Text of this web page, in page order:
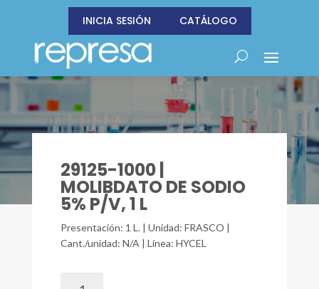
INICIA SESIÓN CATÁLOGO
29125-1000 |
MOLIBDATO DE SODIO
5% P/V, 1 L
Presentación: 1 L. | Unidad: FRASCO |
Cant./unidad: N/A | Línea: HYCEL